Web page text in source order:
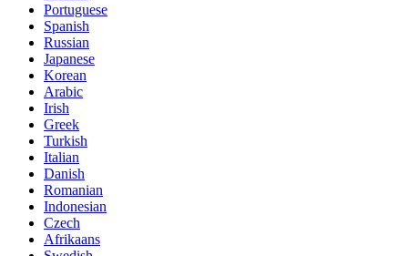
Portuguese
Spanish
Russian
Japanese
Korean
Arabic
Irish
Greek
Turkish
Italian
Danish
Romanian
Indonesian
Czech
Afrikaans